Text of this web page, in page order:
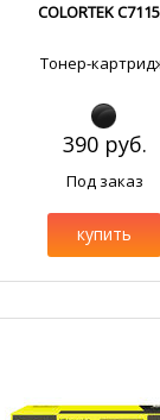
COLORTEK
Тонер-
390 руб.
Под заказ
купить